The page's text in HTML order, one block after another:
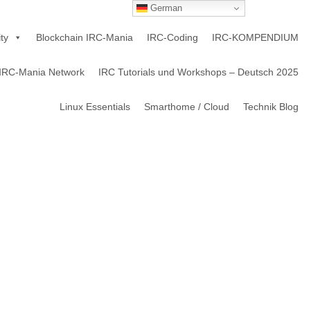
Blockchain IRC-Mania IRC-Coding IRC-KOMPENDIUM
IRC-Mania Network IRC Tutorials und Workshops – Deutsch 2025
Linux Essentials Smarthome / Cloud Technik Blog
German